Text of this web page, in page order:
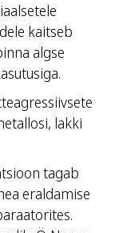
kaitseb
algse
lakki
tagab
eraldamise